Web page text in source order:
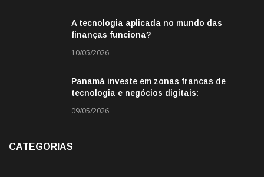
A tecnologia aplicada no mundo das
finanças funciona?
10/05/2026
Panamá investe em zonas francas de
tecnologia e negócios digitais:
09/05/2026
CATEGORIAS